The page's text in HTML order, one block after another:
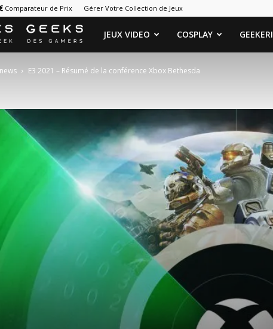
Comparateur de Prix Gérer Votre Collection de Jeux
Games
&
JEUX VIDEO COSPLAY
news E3 2021 – Résumé de la conférence Xbox Bethesda